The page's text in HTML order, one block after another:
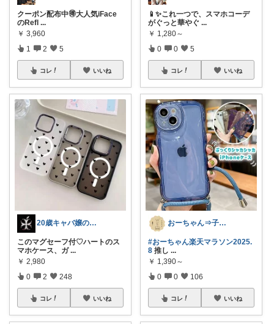
クーポン配布中🉐大人気iFace
のRefl ...
￥ 3,960
1 2 5
コレ いいね
20歳キャバ嬢のVlogおもろいよね？
このマグセーフ付♡ハートのス
マホケース、ガ ...
￥ 2,980
0 2 248
コレ いいね
📱✨これ一つで、スマホコーデ
がぐっと華やぐ ...
￥ 1,280～
0 0 5
コレ いいね
おーちゃん⇒子育て中に便利なものご紹介！
#おーちゃん楽天マラソン2025.
8 推し ...
￥ 1,390～
0 0 106
コレ いいね